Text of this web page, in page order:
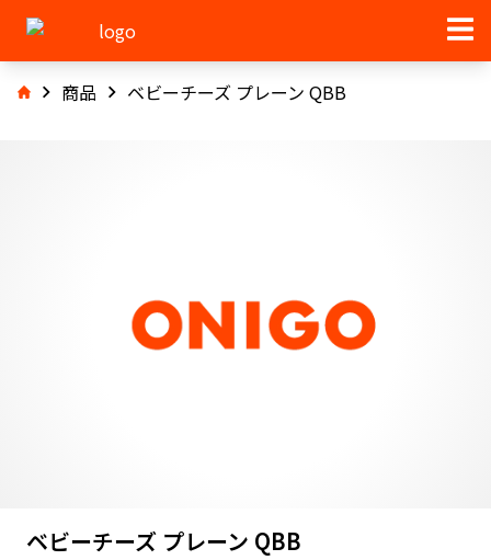
商品 ベビーチーズ プレーン QBB
ベビーチーズ プレーン QBB